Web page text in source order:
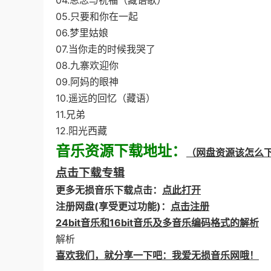
05.只要和你在一起
06.梦里姑娘
07.当你走的时候我哭了
08.九寨欢迎你
09.阿妈的眼神
10.遥远的回忆（藏语）
11.兄弟
12.阳光西藏
音乐资源下载地址： （网盘资源该怎么
点击下载专辑
更多无损音乐下载点击： 点此打开
注册网盘(享受更过功能)： 点击注册
24bit音乐和16bit音乐及多音乐编码格式的解析
解析
喜欢我们，就分享一下吧：我爱无损音乐网哦！